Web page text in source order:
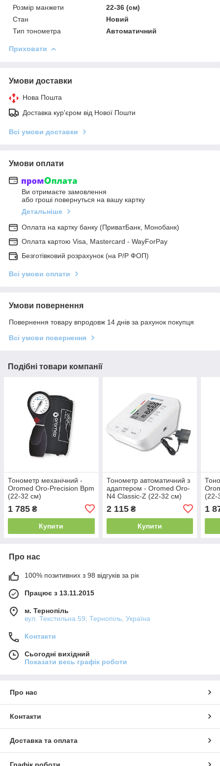
Розмір манжети
22-36 (см)
Стан
Новий
Тип тонометра
Автоматичний
Приховати
Умови доставки
Нова Пошта
Доставка кур'єром від Нової Пошти
Всі умови доставки
Умови оплати
Ви отримаєте замовлення
або гроші повернуться на вашу картку
Детальніше
Оплата на картку банку (ПриватБанк, Монобанк)
Оплата картою Visa, Mastercard - WayForPay
Безготівковий розрахунок (на Р/Р ФОП)
Всі умови оплати
Умови повернення
Повернення товару впродовж 14 днів за рахунок покупця
Всі умови повернення
Подібні товари компанії
Тонометр механічний -
Oromed Oro-Precision Bpm
(22-32 см)
1 785 ₴
Купити
Тонометр автоматичний з
адаптером - Oromed Oro-
N4 Classic-Z (22-32 см)
2 115₴
Купити
(22-
1
Про нас
100% позитивних з 98 відгуків за рік
Працює з 13.11.2015
м. Тернопіль
вул. Текстильна 59, Тернопіль, Україна
Контакти
Сьогодні вихідний
Показати весь графік роботи
Про нас
Контакти
Доставка та оплата